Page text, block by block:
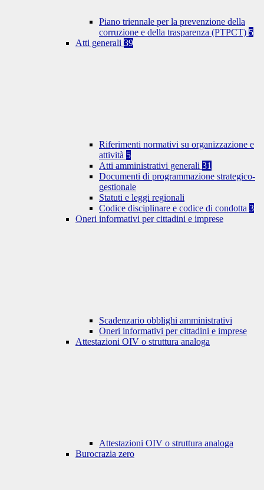
Piano triennale per la prevenzione della
corruzione e della trasparenza (PTPCT) 5
Atti generali 39
Riferimenti normativi su organizzazione e
attività 5
Atti amministrativi generali 31
Documenti di programmazione strategico-
gestionale
Statuti e leggi regionali
Codice disciplinare e codice di condotta 3
Oneri informativi per cittadini e imprese
Scadenzario obblighi amministrativi
Oneri informativi per cittadini e imprese
Attestazioni OIV o struttura analoga
Attestazioni OIV o struttura analoga
Burocrazia zero